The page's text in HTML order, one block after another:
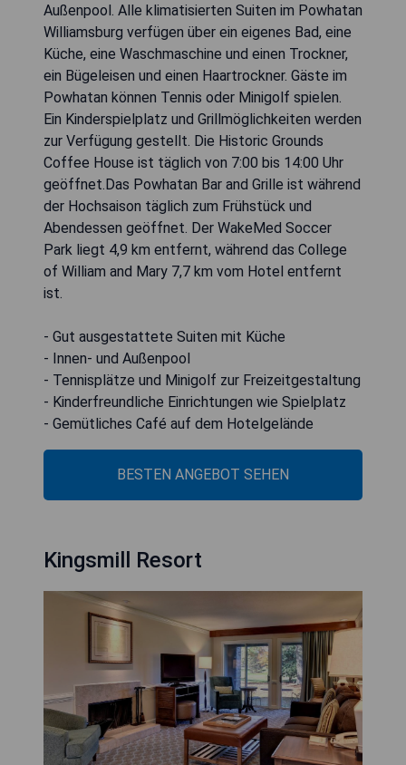
Außenpool. Alle klimatisierten Suiten im Powhatan
Williamsburg verfügen über ein eigenes Bad, eine
Küche, eine Waschmaschine und einen Trockner,
ein Bügeleisen und einen Haartrockner. Gäste im
Powhatan können Tennis oder Minigolf spielen.
Ein Kinderspielplatz und Grillmöglichkeiten werden
zur Verfügung gestellt. Die Historic Grounds
Coffee House ist täglich von 7:00 bis 14:00 Uhr
geöffnet.Das Powhatan Bar and Grille ist während
der Hochsaison täglich zum Frühstück und
Abendessen geöffnet. Der WakeMed Soccer
Park liegt 4,9 km entfernt, während das College
of William and Mary 7,7 km vom Hotel entfernt
ist.
- Gut ausgestattete Suiten mit Küche
- Innen- und Außenpool
- Tennisplätze und Minigolf zur Freizeitgestaltung
- Kinderfreundliche Einrichtungen wie Spielplatz
- Gemütliches Café auf dem Hotelgelände
BESTEN ANGEBOT SEHEN
Kingsmill Resort